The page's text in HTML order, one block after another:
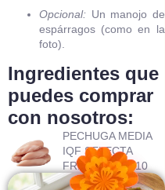
Opcional: Un manojo de
espárragos (como en la
foto).
Ingredientes que
puedes comprar
con nosotros:
PECHUGA MEDIA
IQF SELECTA
FRESKECITO 10
KG